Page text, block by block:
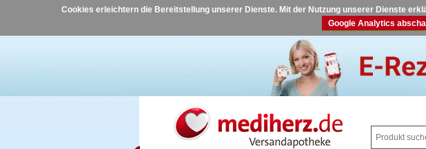
Cookies erleichtern die Bereitstellung unserer Dienste. Mit der Nutzung unserer Dienste
Google Analytics